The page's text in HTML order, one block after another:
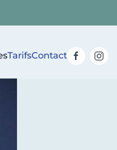
TarifsContact